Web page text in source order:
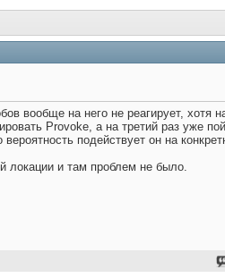
вообще на него не реагирует, хотя
Provoke, а на третий раз уже
подействует он на
локации и там проблем не было.